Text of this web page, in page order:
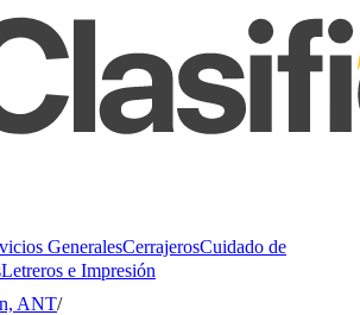
GeneralesCerrajerosCuidado de
Letreros e Impresión
ANT/